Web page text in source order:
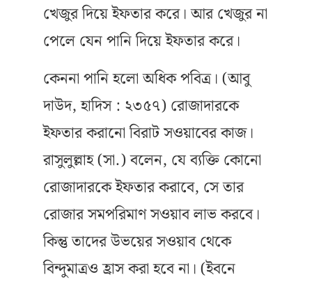
খেজুর দিয়ে ইফতার করে। আর খেজুর না
পেলে যেন পানি দিয়ে ইফতার করে।
কেননা পানি হলো অধিক পবিত্র। (আবু
দাউদ, হাদিস : ২৩৫৭) রোজাদারকে
ইফতার করানো বিরাট সওয়াবের কাজ।
রাসুলুল্লাহ (সা.) বলেন, যে ব্যক্তি কোনো
রোজাদারকে ইফতার করাবে, সে তার
রোজার সমপরিমাণ সওয়াব লাভ করবে।
কিন্তু তাদের উভয়ের সওয়াব থেকে
বিন্দুমাত্রও হ্রাস করা হবে না। (ইবনে